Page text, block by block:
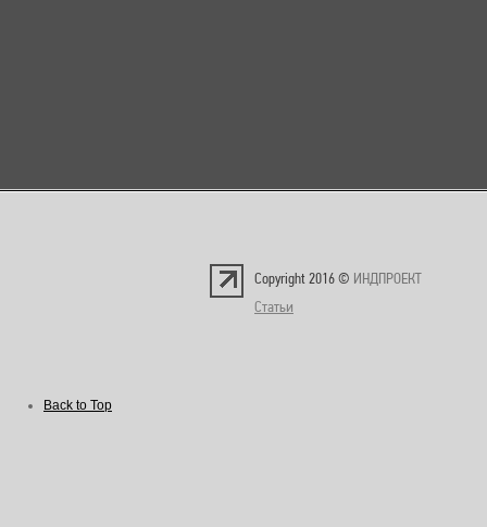
Copyright 2016 © ИНДПРОЕКТ
Статьи
Back to Top